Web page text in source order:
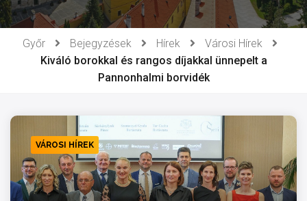
Győr Bejegyzések Hírek
Városi Hírek
Kiváló borokkal és rangos díjakkal ünnepelt a
Pannonhalmi borvidék
VÁROSI HÍREK